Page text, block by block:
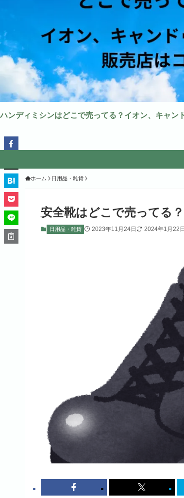
ハンディミシンはどこで売ってる？イオン、キャン
ホーム 日用品・雑貨
安全靴はどこで売ってる
日用品・雑貨 2023年11月24日 2024年1月22日